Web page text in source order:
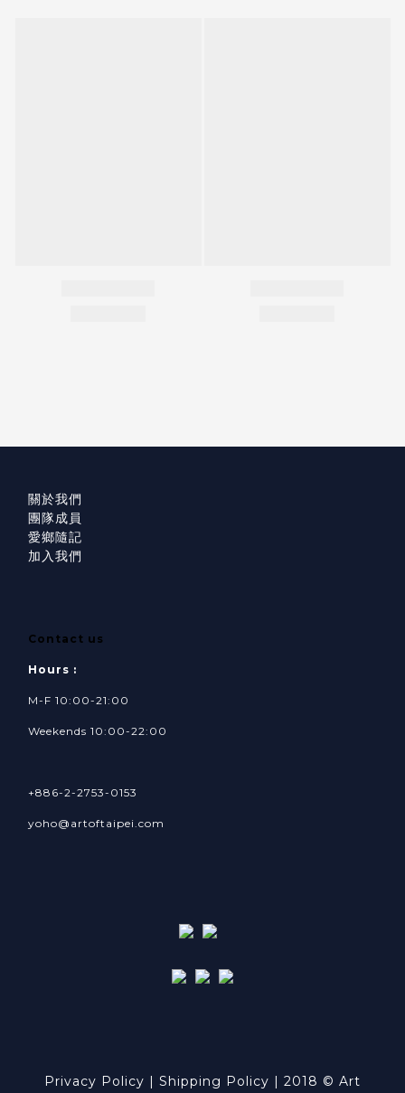
關於我們
團隊成員
愛鄉隨記
加入我們
Contact us
Hours :
M-F 10:00-21:00
Weekends 10:00-22:00
+886-2-2753-0153
yoho@artoftaipei.com
Privacy Policy Shipping Policy | 2018 © Art